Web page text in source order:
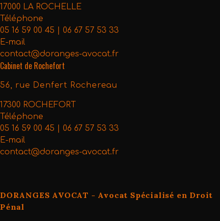
17000 LA ROCHELLE
Téléphone
05 16 59 00 45 | 06 67 57 53 33
E-mail
contact@doranges-avocat.fr
Cabinet de Rochefort
56, rue Denfert Rochereau
17300 ROCHEFORT
Téléphone
05 16 59 00 45 | 06 67 57 53 33
E-mail
contact@doranges-avocat.fr
DORANGES AVOCAT - Avocat Spécialisé en Droit
Pénal